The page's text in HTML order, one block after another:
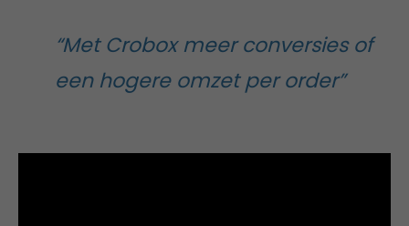
“Met Crobox meer conversies of
een hogere omzet per order”